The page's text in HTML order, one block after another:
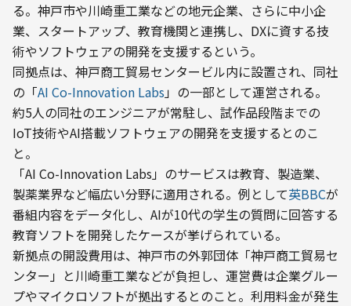
る。神戸市や川崎重工業などの地元企業、さらに中小企
業、スタートアップ、教育機関と連携し、DXに資する技
術やソフトウェアの開発を支援するという。
同拠点は、神戸商工貿易センタービル内に設置され、同社
の「AI Co-Innovation Labs」の一部として運営される。
約5人の同社のエンジニアが常駐し、試作品段階までの
IoT技術やAI搭載ソフトウェアの開発を支援するとのこ
と。
「AI Co-Innovation Labs」のサービスは教育、製造業、
製薬業界など幅広い分野に適用される。例として英BBCが
番組内容をデータ化し、AIが10代の学生の質問に回答する
教育ソフトを開発したケースが挙げられている。
新拠点の開設費用は、神戸市の外郭団体「神戸商工貿易セ
ンター」と川崎重工業などが負担し、運営費は企業グルー
プやマイクロソフトが拠出するとのこと。利用料金が発生